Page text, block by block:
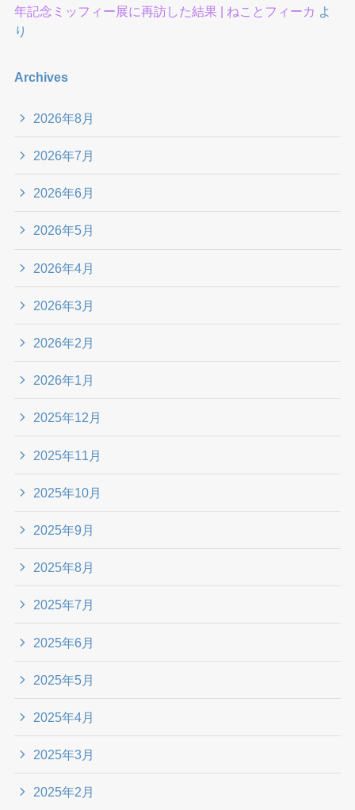
年記念ミッフィー展に再訪した結果 | ねことフィーカ よ
り
Archives
2026年8月
2026年7月
2026年6月
2026年5月
2026年4月
2026年3月
2026年2月
2026年1月
2025年12月
2025年11月
2025年10月
2025年9月
2025年8月
2025年7月
2025年6月
2025年5月
2025年4月
2025年3月
2025年2月